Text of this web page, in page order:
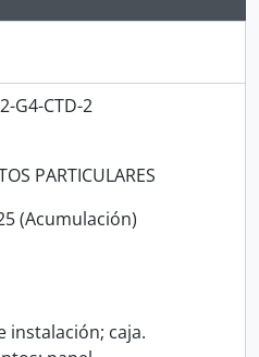
G4-CTD-2
PARTICULARES
(Acumulación)
instalación; caja.